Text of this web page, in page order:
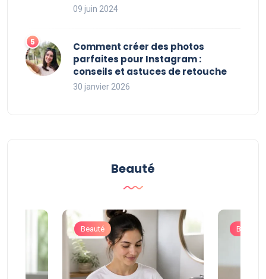
09 juin 2024
Comment créer des photos
parfaites pour Instagram :
conseils et astuces de retouche
30 janvier 2026
Beauté
Beauté Beauté